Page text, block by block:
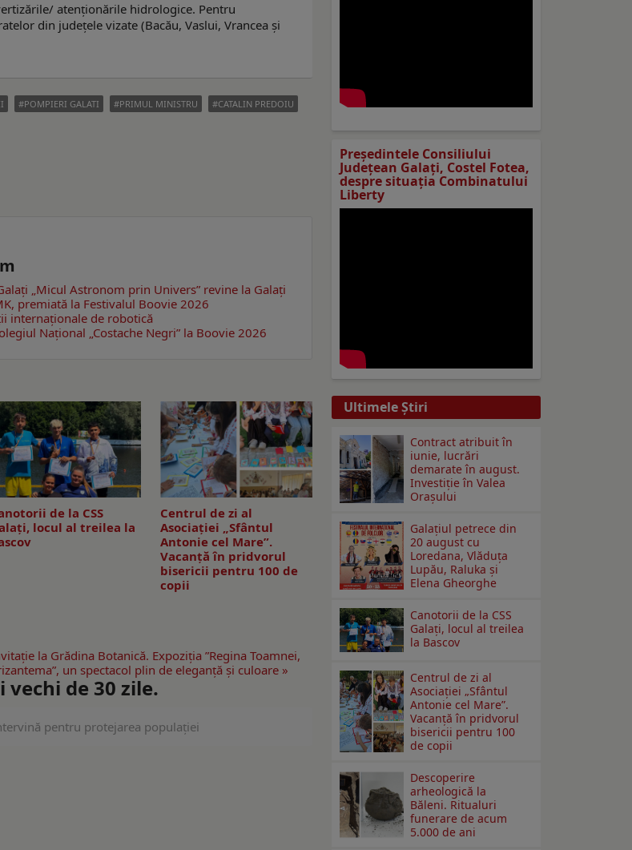
atenționările hidrologice. Pentru
din județele vizate (Bacău, Vaslui, Vrancea și
POMPIERI GALATI PRIMUL MINISTRU
CATALIN PREDOIU
„Micul Astronom prin Univers” revine la Galați
premiată la Festivalul Boovie 2026
internaționale de robotică
Național „Costache Negri” la Boovie 2026
de la CSS
locul al treilea la
Centrul de zi al
Asociației „Sfântul
Antonie cel Mare”.
Vacanță în pridvorul
bisericii pentru 100 de
copii
la Grădina Botanică. Expoziţia ”Regina Toamnei,
un spectacol plin de eleganţă și culoare »
de 30 zile.
pentru protejarea populaţiei
Preşedintele Consiliului
Judeţean Galaţi, Costel Fotea,
despre situaţia Combinatului
Liberty
Ultimele Ştiri
Contract atribuit în
iunie, lucrări
demarate în august.
Investiţie în Valea
Oraşului
Galaţiul petrece din
20 august cu
Loredana, Vlăduța
Lupău, Raluka și
Elena Gheorghe
Canotorii de la CSS
Galați, locul al treilea
la Bascov
Centrul de zi al
Asociației „Sfântul
Antonie cel Mare”.
Vacanță în pridvorul
bisericii pentru 100
de copii
Descoperire
arheologică la
Băleni. Ritualuri
funerare de acum
5.000 de ani